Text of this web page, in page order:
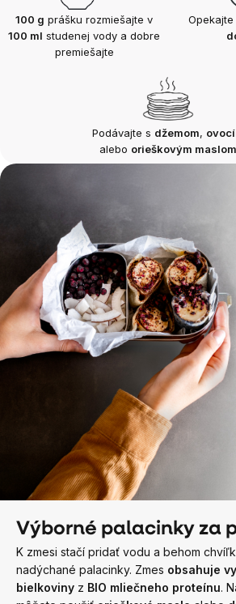
100 g prášku rozmiešajte v
100 ml studenej vody a dobre
premiešajte
Opekajte
Podávajte s džemom,
alebo orieškovým maslom
Výborné palacinky za
K zmesi stačí pridať vodu a behom
nadýchané palacinky. Zmes obsahuje
bielkoviny z BIO mliečneho proteínu.